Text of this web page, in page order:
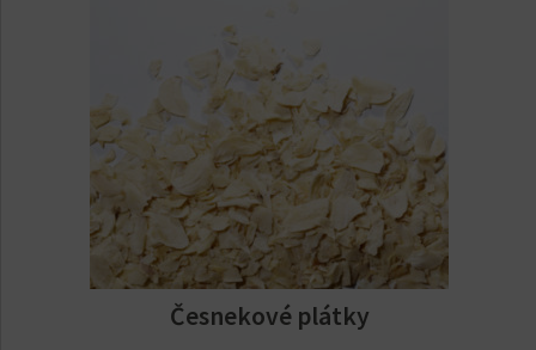
Česnekové plátky